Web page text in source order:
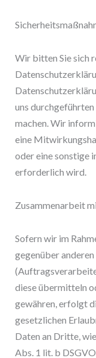
Wir bitten Sie sich
uns
machen. Wir
eine
oder eine sonstige
erforderlich wird.
Zusammenarbeit
Sofern wir im
gegenüber
diese übermitteln
gewähren, erfolgt
gesetzlichen
Daten an Dritte,
Abs. 1 lit. b